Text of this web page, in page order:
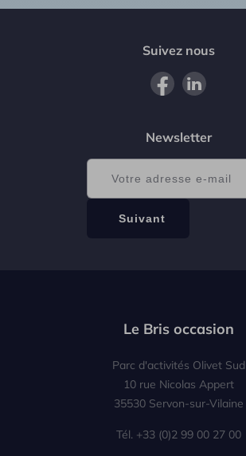
Suivez nous
Newsletter
Le Bris occasion
Parc d'activités Olivet Sud
10 rue Nicolas Appert
35530 Servon-sur-Vilaine
Tél. +33 (0)2 99 00 27 00